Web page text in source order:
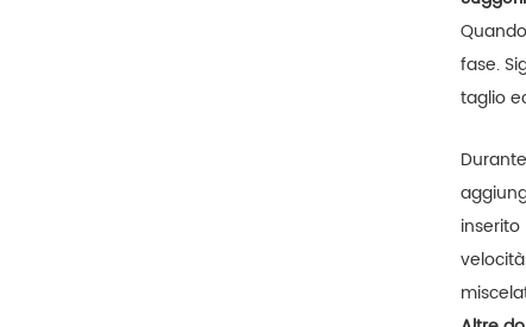
fase.
taglio